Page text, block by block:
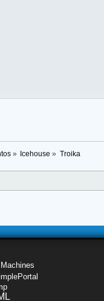
» Icehouse » Troika